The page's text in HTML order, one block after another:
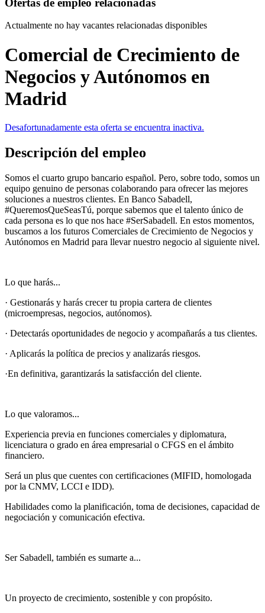
Actualmente no hay vacantes relacionadas disponibles
Comercial de Crecimiento de
Negocios y Autónomos en
Madrid
Desafortunadamente esta oferta se encuentra inactiva.
Descripción del empleo
Somos el cuarto grupo bancario español. Pero, sobre todo, somos un
equipo genuino de personas colaborando para ofrecer las mejores
soluciones a nuestros clientes. En Banco Sabadell,
#QueremosQueSeasTú, porque sabemos que el talento único de
cada persona es lo que nos hace #SerSabadell. En estos momentos,
buscamos a los futuros Comerciales de Crecimiento de Negocios y
Autónomos en Madrid para llevar nuestro negocio al siguiente nivel.
Lo que harás...
· Gestionarás y harás crecer tu propia cartera de clientes
(microempresas, negocios, autónomos).
· Detectarás oportunidades de negocio y acompañarás a tus clientes.
· Aplicarás la política de precios y analizarás riesgos.
·En definitiva, garantizarás la satisfacción del cliente.
Lo que valoramos...
Experiencia previa en funciones comerciales y diplomatura,
licenciatura o grado en área empresarial o CFGS en el ámbito
financiero.
Será un plus que cuentes con certificaciones (MIFID, homologada
por la CNMV, LCCI e IDD).
Habilidades como la planificación, toma de decisiones, capacidad de
negociación y comunicación efectiva.
Ser Sabadell, también es sumarte a...
Un proyecto de crecimiento, sostenible y con propósito.